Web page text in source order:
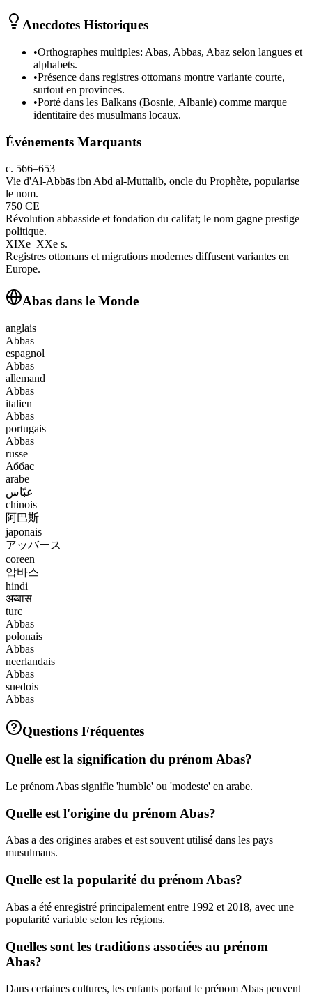
Anecdotes Historiques
•Orthographes multiples: Abas, Abbas, Abaz selon langues et
alphabets.
•Présence dans registres ottomans montre variante courte,
surtout en provinces.
•Porté dans les Balkans (Bosnie, Albanie) comme marque
identitaire des musulmans locaux.
Événements Marquants
c. 566–653
Vie d'Al‑Abbās ibn Abd al‑Muttalib, oncle du Prophète, popularise
le nom.
750 CE
Révolution abbasside et fondation du califat; le nom gagne prestige
politique.
XIXe–XXe s.
Registres ottomans et migrations modernes diffusent variantes en
Europe.
Abas dans le Monde
anglais
Abbas
espagnol
Abbas
allemand
Abbas
italien
Abbas
portugais
Abbas
russe
Аббас
arabe
عبّاس
chinois
阿巴斯
japonais
アッバース
coreen
압바스
hindi
अब्बास
turc
Abbas
polonais
Abbas
neerlandais
Abbas
suedois
Abbas
Questions Fréquentes
Quelle est la signification du prénom Abas?
Le prénom Abas signifie 'humble' ou 'modeste' en arabe.
Quelle est l'origine du prénom Abas?
Abas a des origines arabes et est souvent utilisé dans les pays
musulmans.
Quelle est la popularité du prénom Abas?
Abas a été enregistré principalement entre 1992 et 2018, avec une
popularité variable selon les régions.
Quelles sont les traditions associées au prénom
Abas?
Dans certaines cultures, les enfants portant le prénom Abas peuvent